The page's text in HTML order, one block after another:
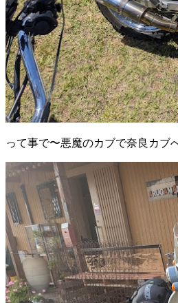
って事で〜悪魔のカブで奈良カブ